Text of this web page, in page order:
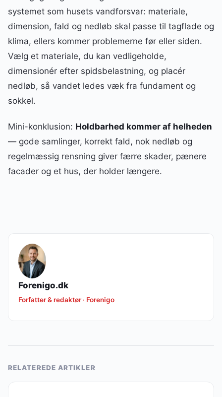
systemet som husets vandforsvar: materiale,
dimension, fald og nedløb skal passe til tagflade og
klima, ellers kommer problemerne før eller siden.
Vælg et materiale, du kan vedligeholde,
dimensionér efter spidsbelastning, og placér
nedløb, så vandet ledes væk fra fundament og
sokkel.
Mini-konklusion: Holdbarhed kommer af helheden
— gode samlinger, korrekt fald, nok nedløb og
regelmæssig rensning giver færre skader, pænere
facader og et hus, der holder længere.
Forenigo.dk
Forfatter & redaktør · Forenigo
RELATEREDE ARTIKLER